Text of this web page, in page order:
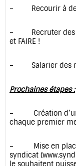
– Recourir à des
– Recruter des
et FAIRE !
– Salarier des
Prochaines étapes :
– Création
chaque premier
– Mise en place
syndicat
le souhaitent